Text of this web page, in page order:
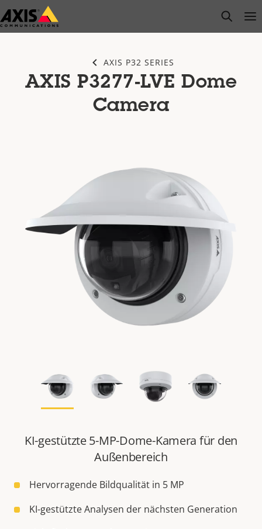
Zum
Hauptinhalt
open
AXIS P32 SERIES
AXIS P3277-LVE Dome
Camera
KI-gestützte 5-MP-Dome-Kamera für den
Außenbereich
Hervorragende Bildqualität in 5 MP
KI-gestützte Analysen der nächsten Generation